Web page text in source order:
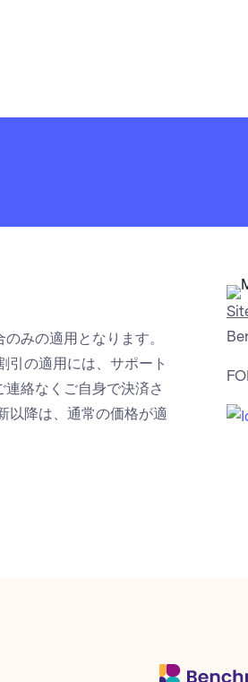
みの適用となります。
引の適用には、サポート
絡なくご自身で決済さ
以降は、通常の価格が適